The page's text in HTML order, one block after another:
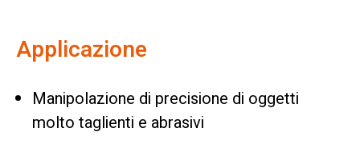
Applicazione
Manipolazione di precisione di oggetti
molto taglienti e abrasivi